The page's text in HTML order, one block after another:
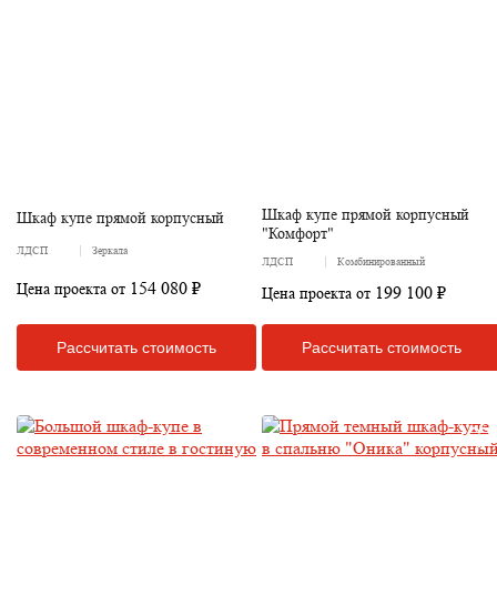
Шкаф купе прямой корпусный
ЛДСП Зеркала
Цена проекта от 154 080 ₽
Рассчитать стоимость
Шкаф купе прямой корпусный
"Комфорт"
ЛДСП Комбинированный
Цена проекта от 199 100 ₽
Рассчитать стоимость